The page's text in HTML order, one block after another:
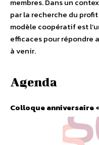
membres. Dans un
par la recherche du
modèle coopératif est
efficaces pour répondre
à venir.
Agenda
Colloque anniversaire